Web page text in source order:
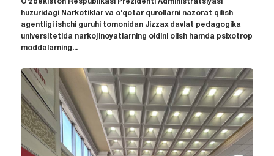
O‘zbekiston Respublikasi Prezidenti Administratsiyasi
huzuridagi Narkotiklar va o‘qotar qurollarni nazorat qilish
agentligi ishchi guruhi tomonidan Jizzax davlat pedagogika
universitetida narkojinoyatlarning oldini olish hamda psixotrop
moddalarning...